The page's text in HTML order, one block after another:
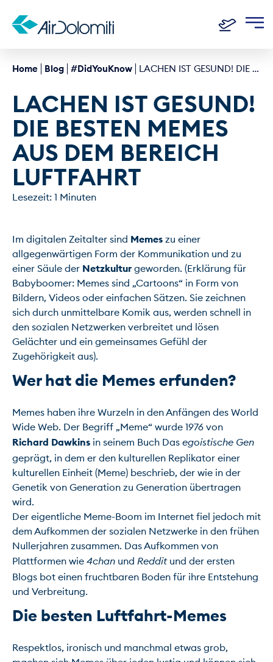
Home Blog #DidYouKnow LACHEN IST GESUND! DIE BESTEN MEMES AUS DEM BEREICH LUFTFAHRT
LACHEN IST GESUND!
DIE BESTEN MEMES
AUS DEM BEREICH
LUFTFAHRT
Lesezeit: 1 Minuten
Im digitalen Zeitalter sind Memes zu einer
allgegenwärtigen Form der Kommunikation und zu
einer Säule der Netzkultur geworden. (Erklärung für
Babyboomer: Memes sind „Cartoons“ in Form von
Bildern, Videos oder einfachen Sätzen. Sie zeichnen
sich durch unmittelbare Komik aus, werden schnell in
den sozialen Netzwerken verbreitet und lösen
Gelächter und ein gemeinsames Gefühl der
Wer hat die Memes erfunden?
Memes haben ihre Wurzeln in den Anfängen des World
Richard Dawkins in seinem Buch Das egoistische Gen
geprägt, in dem er den kulturellen Replikator einer
kulturellen Einheit (Meme) beschrieb, der wie in der
Genetik von Generation zu Generation übertragen
wird.
Der eigentliche Meme-Boom im Internet fiel jedoch mit
dem Aufkommen der sozialen Netzwerke in den frühen
Nullerjahren zusammen. Das Aufkommen von
Plattformen wie 4chan und Reddit und der ersten
Blogs bot einen fruchtbaren Boden für ihre Entstehung
Die besten Luftfahrt-Memes
Respektlos, ironisch und manchmal etwas grob,